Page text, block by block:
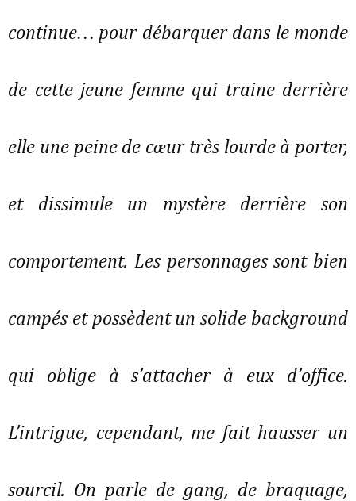
continue… pour débarquer dans le monde
de cette jeune femme qui traine derrière
elle une peine de cœur très lourde à porter,
et dissimule un mystère derrière son
comportement. Les personnages sont bien
campés et possèdent un solide background
qui oblige à s’attacher à eux d’office.
L’intrigue, cependant, me fait hausser un
sourcil. On parle de gang, de braquage,